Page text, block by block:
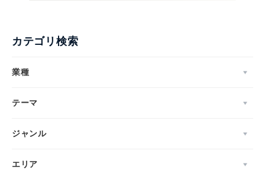
カテゴリ検索
業種
テーマ
ジャンル
エリア